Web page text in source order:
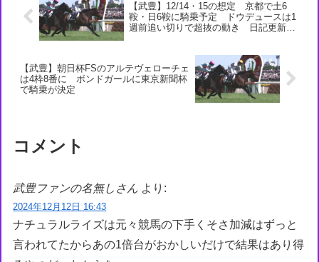
【武豊】12/14・15の想定 京都で土6
鞍・日6鞍に騎乗予定 ドウデュースは1
週前追い切りで超抜の動き 日記更新で
【武豊】朝日杯FSのアルテヴェローチェ
は4枠8番に ボンドガールに東京新聞杯
で騎乗が決定
コメント
武豊ファンの名無しさん より:
2024年12月12日 16:43
ナチュラルライズは元々競馬の下手くそさ加減はずっと
言われてたからあの1倍台がおかしいだけで結果はあり得